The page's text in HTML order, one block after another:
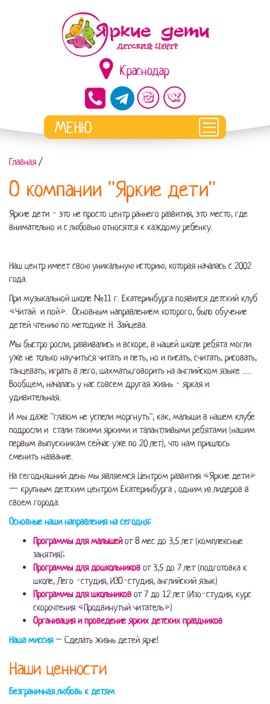
Краснодар
Главная /
О компании "Яркие дети"
Яркие дети - это не просто центр раннего развития, это место, где
внимательно и с любовью относятся к каждому ребенку.
Наш центр имеет свою уникальную историю, которая началась с 2002
года.
При музыкальной школе №11 г. Екатеринбурга появился детский клуб
«Читай и пой». Основным направлением которого, было обучение
детей чтению по методике Н. Зайцева.
Мы быстро росли, развивались и вскоре, в нашей школе ребята могли
уже не только научиться читать и петь, но и писать, считать, рисовать,
танцевать, играть в лего, шахматы,говорить на английском языке .....
Вообщем, началась у нас совсем другая жизнь - яркая и
удивительная.
И мы даже "глазом не успели моргнуть", как, малыши в нашем клубе
подросли и стали такими яркими и талантливыми ребятами (нашим
первым выпускникам сейчас уже по 20 лет), что нам пришлось
сменить название.
На сегодняшний день мы являемся Центром развития «Яркие дети»
— крупным детским центром Екатеринбурга , одним из лидеров в
своем города.
Основные наши направления на сегодня:
Программы для малышейот 8 мес до 3,5 лет (комплексные
занятия);
Программы для дошкольников от 3,5 до 7 лет (подготовка к
школе, Лего -студия, ИЗО-студия, английский язык)
Программы для школьников от 7 до 12 лет (Изо-студия, курс
скорочтения «Продвинутый читатель»)
Организация и проведение ярких детских праздников
Наша миссия– Сделать жизнь детей ярче!
Наши ценности
Безграничная любовь к детям